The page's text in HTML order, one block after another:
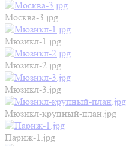
Москва-3.jpg
Мюзикл-1.jpg
Мюзикл-2.jpg
Мюзикл-3.jpg
Мюзикл-крупный-план.jpg
Париж-1.jpg